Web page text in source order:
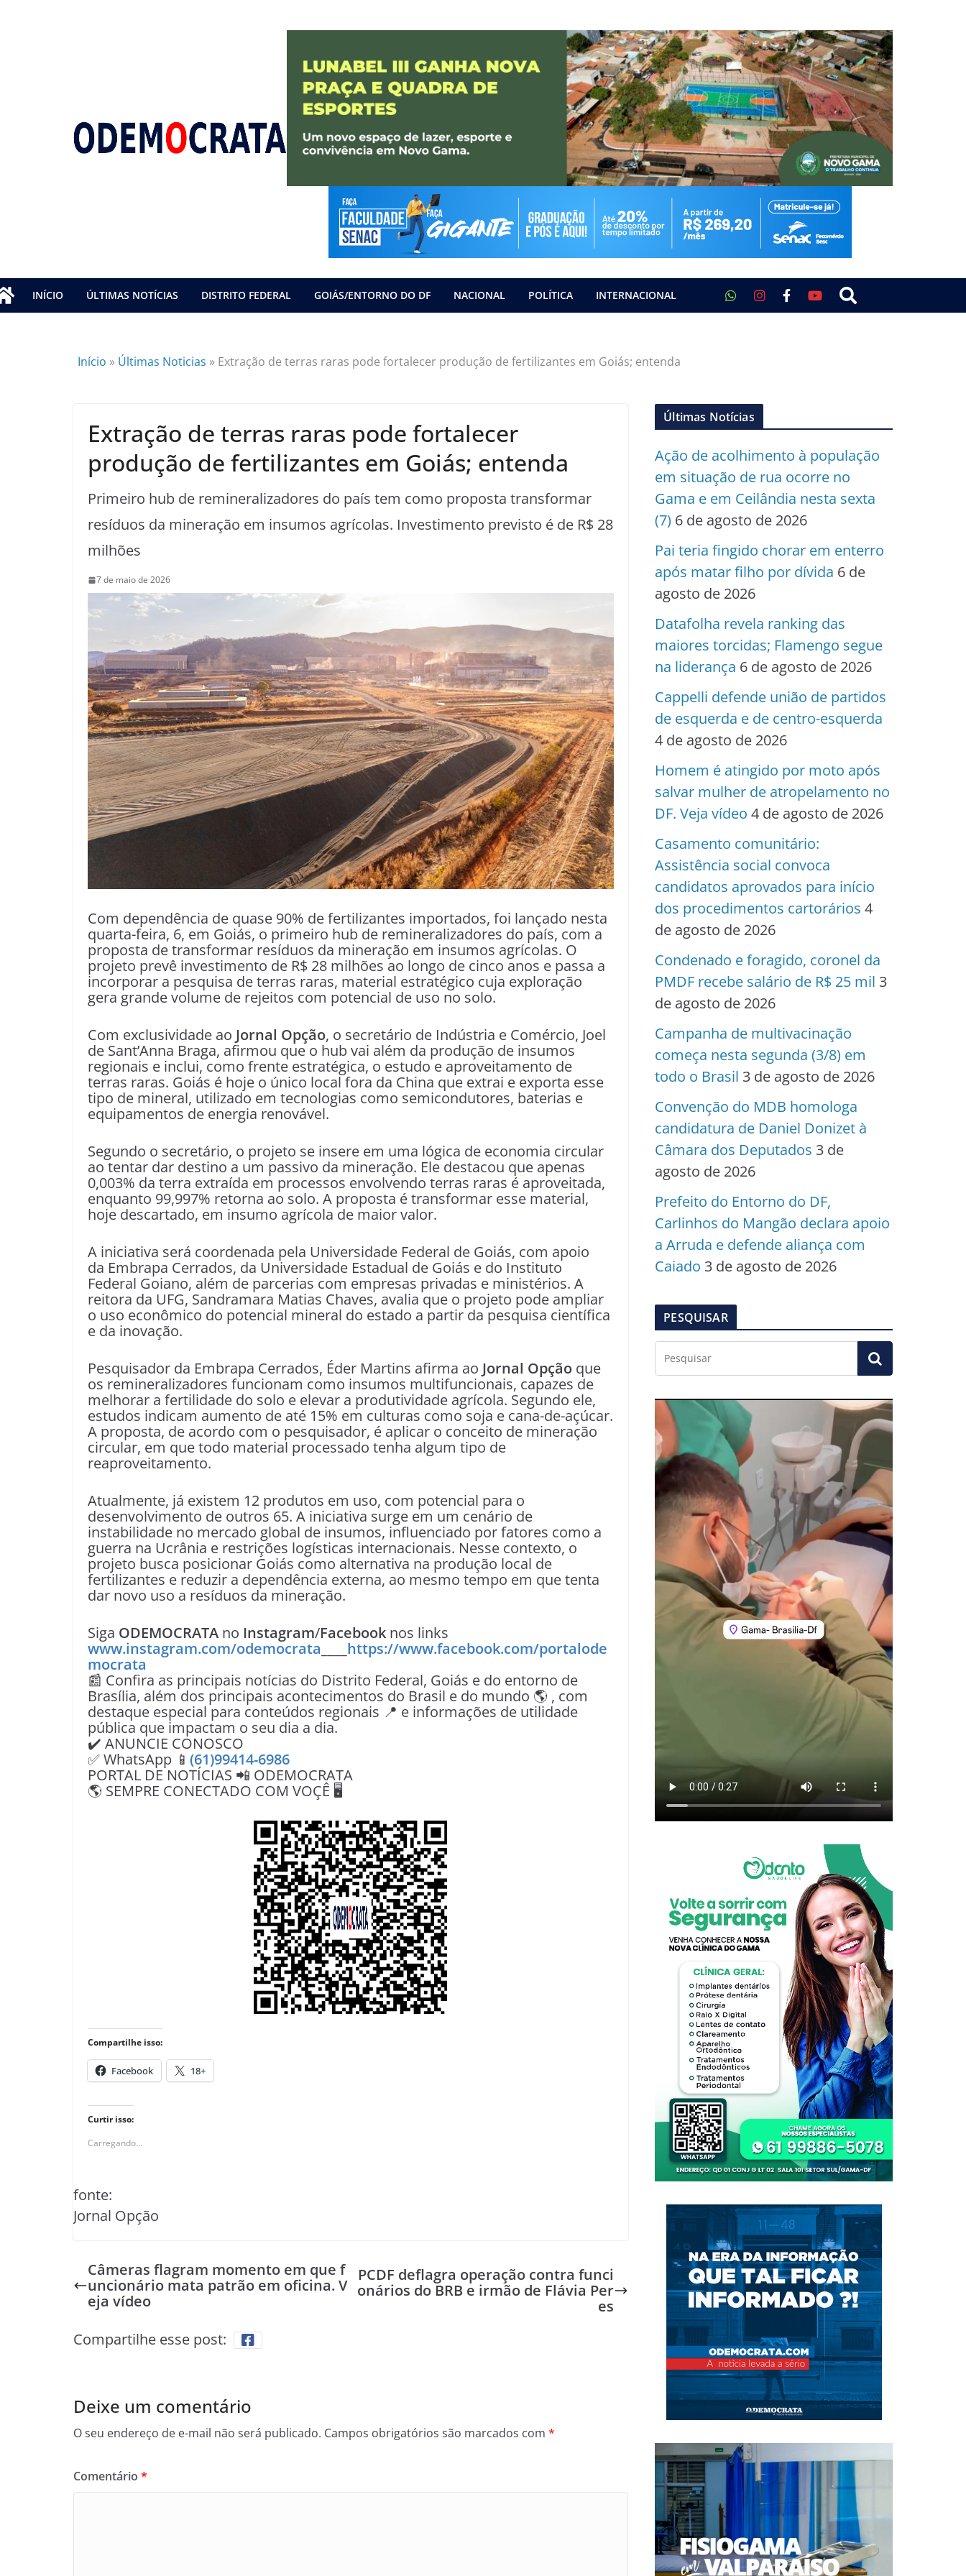
INÍCIO ÚLTIMAS NOTÍCIAS DISTRITO FEDERAL GOIÁS/ENTORNO DO DF NACIONAL POLÍTICA INTERNACIONAL
Início » Últimas Noticias » Extração de terras raras pode fortalecer produção de fertilizantes em Goiás; entenda
Extração de terras raras pode fortalecer
produção de fertilizantes em Goiás; entenda
Primeiro hub de remineralizadores do país tem como proposta transformar
resíduos da mineração em insumos agrícolas. Investimento previsto é de R$ 28
milhões
7 de maio de 2026
Com dependência de quase 90% de fertilizantes importados, foi lançado nesta
quarta-feira, 6, em Goiás, o primeiro hub de remineralizadores do país, com a
proposta de transformar resíduos da mineração em insumos agrícolas. O
projeto prevê investimento de R$ 28 milhões ao longo de cinco anos e passa a
incorporar a pesquisa de terras raras, material estratégico cuja exploração
gera grande volume de rejeitos com potencial de uso no solo.
Com exclusividade ao Jornal Opção, o secretário de Indústria e Comércio, Joel
de Sant’Anna Braga, afirmou que o hub vai além da produção de insumos
regionais e inclui, como frente estratégica, o estudo e aproveitamento de
terras raras. Goiás é hoje o único local fora da China que extrai e exporta esse
tipo de mineral, utilizado em tecnologias como semicondutores, baterias e
equipamentos de energia renovável.
Segundo o secretário, o projeto se insere em uma lógica de economia circular
ao tentar dar destino a um passivo da mineração. Ele destacou que apenas
0,003% da terra extraída em processos envolvendo terras raras é aproveitada,
enquanto 99,997% retorna ao solo. A proposta é transformar esse material,
hoje descartado, em insumo agrícola de maior valor.
A iniciativa será coordenada pela Universidade Federal de Goiás, com apoio
da Embrapa Cerrados, da Universidade Estadual de Goiás e do Instituto
Federal Goiano, além de parcerias com empresas privadas e ministérios. A
reitora da UFG, Sandramara Matias Chaves, avalia que o projeto pode ampliar
o uso econômico do potencial mineral do estado a partir da pesquisa científica
e da inovação.
Pesquisador da Embrapa Cerrados, Éder Martins afirma ao Jornal Opção que
os remineralizadores funcionam como insumos multifuncionais, capazes de
melhorar a fertilidade do solo e elevar a produtividade agrícola. Segundo ele,
estudos indicam aumento de até 15% em culturas como soja e cana-de-açúcar.
A proposta, de acordo com o pesquisador, é aplicar o conceito de mineração
circular, em que todo material processado tenha algum tipo de
reaproveitamento.
Atualmente, já existem 12 produtos em uso, com potencial para o
desenvolvimento de outros 65. A iniciativa surge em um cenário de
instabilidade no mercado global de insumos, influenciado por fatores como a
guerra na Ucrânia e restrições logísticas internacionais. Nesse contexto, o
projeto busca posicionar Goiás como alternativa na produção local de
fertilizantes e reduzir a dependência externa, ao mesmo tempo em que tenta
dar novo uso a resíduos da mineração.
Siga ODEMOCRATA no Instagram/Facebook nos links
www.instagram.com/odemocrata
https://www.facebook.com/portalode
mocrata
📰 Confira as principais notícias do Distrito Federal, Goiás e do entorno de
Brasília, além dos principais acontecimentos do Brasil e do mundo 🌎 , com
destaque especial para conteúdos regionais 📍 e informações de utilidade
pública que impactam o seu dia a dia.
✔️ ANUNCIE CONOSCO
✅ WhatsApp 📱 (61)99414-6986
PORTAL DE NOTÍCIAS 📲 ODEMOCRATA
🌎 SEMPRE CONECTADO COM VOÇÊ 🖥️
Compartilhe isso:
Facebook 18+
Curtir isso:
Carregando...
fonte:
Jornal Opção
Câmeras flagram momento em que f
uncionário mata patrão em oficina. V
eja vídeo
PCDF deflagra operação contra funci
onários do BRB e irmão de Flávia Per
es
Compartilhe esse post:
Deixe um comentário
O seu endereço de e-mail não será publicado. Campos obrigatórios são marcados com *
Comentário *
Últimas Notícias
Ação de acolhimento à população
em situação de rua ocorre no
Gama e em Ceilândia nesta sexta
(7) 6 de agosto de 2026
Pai teria fingido chorar em enterro
após matar filho por dívida 6 de
agosto de 2026
Datafolha revela ranking das
maiores torcidas; Flamengo segue
na liderança 6 de agosto de 2026
Cappelli defende união de partidos
de esquerda e de centro-esquerda
4 de agosto de 2026
Homem é atingido por moto após
salvar mulher de atropelamento no
DF. Veja vídeo 4 de agosto de 2026
Casamento comunitário:
Assistência social convoca
candidatos aprovados para início
dos procedimentos cartorários 4
de agosto de 2026
Condenado e foragido, coronel da
PMDF recebe salário de R$ 25 mil 3
de agosto de 2026
Campanha de multivacinação
começa nesta segunda (3/8) em
todo o Brasil 3 de agosto de 2026
Convenção do MDB homologa
candidatura de Daniel Donizet à
Câmara dos Deputados 3 de
agosto de 2026
Prefeito do Entorno do DF,
Carlinhos do Mangão declara apoio
a Arruda e defende aliança com
Caiado 3 de agosto de 2026
PESQUISAR